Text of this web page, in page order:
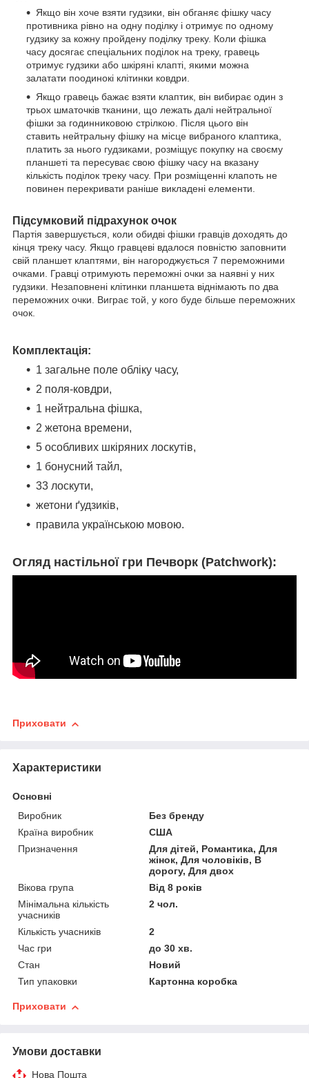
Якщо він хоче взяти гудзики, він обганяє фішку часу
противника рівно на одну поділку і отримує по одному
гудзику за кожну пройдену поділку треку. Коли фішка
часу досягає спеціальних поділок на треку, гравець
отримує гудзики або шкіряні клапті, якими можна
залатати поодинокі клітинки ковдри.
Якщо гравець бажає взяти клаптик, він вибирає один з
трьох шматочків тканини, що лежать далі нейтральної
фішки за годинниковою стрілкою. Після цього він
ставить нейтральну фішку на місце вибраного клаптика,
платить за нього гудзиками, розміщує покупку на своєму
планшеті та пересуває свою фішку часу на вказану
кількість поділок треку часу. При розміщенні клапоть не
повинен перекривати раніше викладені елементи.
Підсумковий підрахунок очок
Партія завершується, коли обидві фішки гравців доходять до
кінця треку часу. Якщо гравцеві вдалося повністю заповнити
свій планшет клаптями, він нагороджується 7 переможними
очками. Гравці отримують переможні очки за наявні у них
гудзики. Незаповнені клітинки планшета віднімають по два
переможних очки. Виграє той, у кого буде більше переможних
очок.
Комплектація:
1 загальне поле обліку часу,
2 поля-ковдри,
1 нейтральна фішка,
2 жетона времени,
5 особливих шкіряних лоскутів,
1 бонусний тайл,
33 лоскути,
жетони ґудзиків,
правила українською мовою.
Огляд настільної гри Печворк (Patchwork):
Приховати
Характеристики
Основні
Виробник
Без бренду
Країна виробник
США
Призначення
Для дітей, Романтика, Для
жінок, Для чоловіків, В
дорогу, Для двох
Вікова група
Від 8 років
Мінімальна кількість
учасників
2 чол.
Кількість учасників
2
Час гри
до 30 хв.
Стан
Новий
Тип упаковки
Картонна коробка
Приховати
Умови доставки
Нова Пошта